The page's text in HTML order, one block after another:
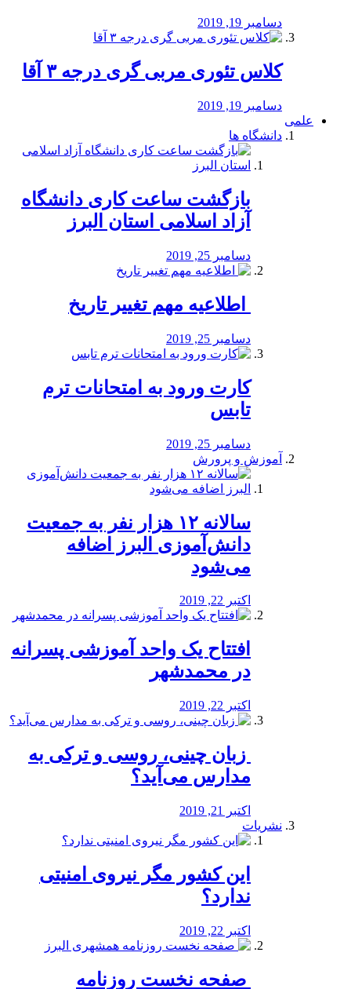
دسامبر 19, 2019
کلاس تئوری مربی گری درجه ۳ آقا
دسامبر 19, 2019
علمی
دانشگاه ها
بازگشت ساعت کاری دانشگاه
آزاد اسلامی استان البرز
دسامبر 25, 2019
️ اطلاعیه مهم تغییر تاریخ
دسامبر 25, 2019
کارت ورود به امتحانات ترم
تابس
دسامبر 25, 2019
آموزش و پرورش
️سالانه ۱۲ هزار نفر به جمعیت
دانش‌آموزی البرز اضافه
می‌شود
اکتبر 22, 2019
افتتاح یک واحد آموزشی پسرانه
در محمدشهر
اکتبر 22, 2019
️ زبان چینی، روسی و ترکی به
مدارس می‌آید؟
اکتبر 21, 2019
نشریات
این کشور مگر نیروی امنیتی
ندارد؟
اکتبر 22, 2019
️ صفحه نخست روزنامه‌